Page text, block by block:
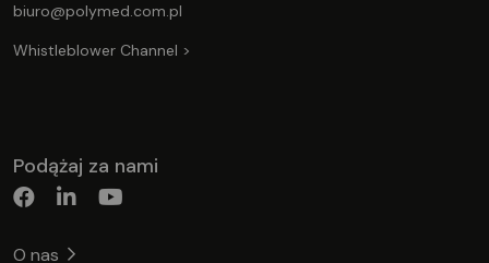
biuro@polymed.com.pl
Whistleblower Channel >
Podążaj za nami
O nas